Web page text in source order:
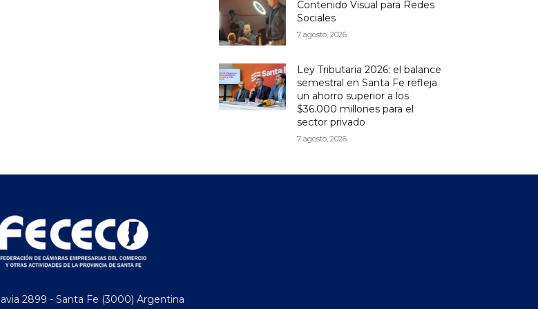
Contenido Visual para Redes
Sociales
7 agosto, 2026
Ley Tributaria 2026: el balance
semestral en Santa Fe refleja
un ahorro superior a los
$36.000 millones para el
sector privado
7 agosto, 2026
2899 - Santa Fe (3000) Argentina